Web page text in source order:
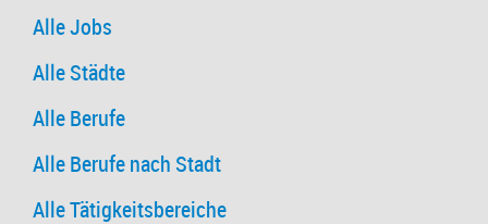
Alle Jobs
Alle Städte
Alle Berufe
Alle Berufe nach Stadt
Alle Tätigkeitsbereiche